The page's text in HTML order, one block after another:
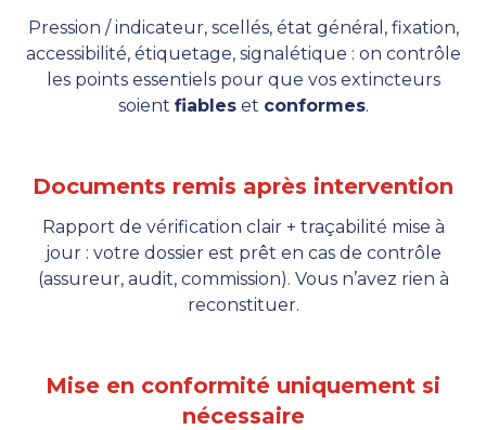
Pression / indicateur, scellés, état général, fixation,
accessibilité, étiquetage, signalétique : on contrôle
les points essentiels pour que vos extincteurs
soient fiableset conformes.
Documents remis après intervention
Rapport de vérification clair + traçabilité mise à
jour : votre dossier est prêt en cas de contrôle
(assureur, audit, commission). Vous n’avez rien à
reconstituer.
Mise en conformité uniquement si
nécessaire